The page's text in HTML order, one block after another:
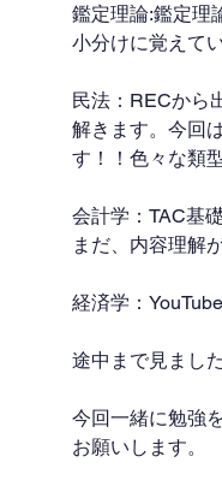
鑑定理論:鑑定理
小分けに覚えて
民法：RECから
解きます。今回
す！！色々な類
会計学：TAC基
まだ、内容理解
経済学：
途中まで見まし
今回一緒に勉強
お願いします。